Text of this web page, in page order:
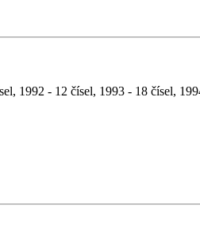
1992 - 12 čísel, 1993 - 18 čísel,